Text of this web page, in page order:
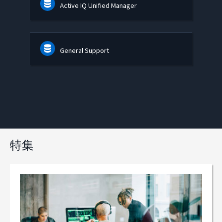
Active IQ Unified Manager
General Support
特集